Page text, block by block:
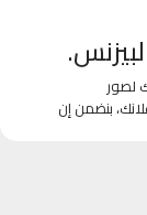
لصور
بنضمن إن